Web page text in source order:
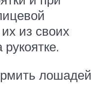
из своих
лошадей